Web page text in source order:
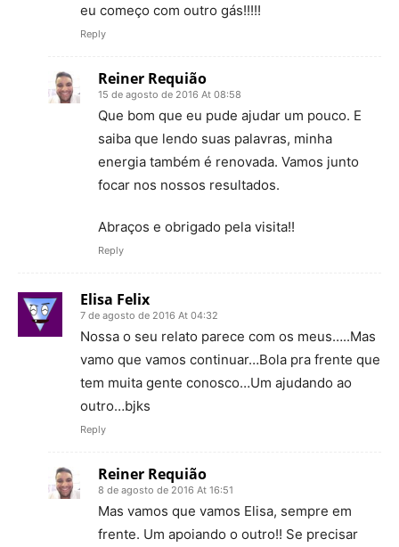
eu começo com outro gás!!!!!
Reply
Reiner Requião
15 de agosto de 2016 At 08:58
Que bom que eu pude ajudar um pouco. E
saiba que lendo suas palavras, minha
energia também é renovada. Vamos junto
focar nos nossos resultados.
Abraços e obrigado pela visita!!
Reply
Elisa Felix
7 de agosto de 2016 At 04:32
Nossa o seu relato parece com os meus…..Mas
vamo que vamos continuar…Bola pra frente que
tem muita gente conosco…Um ajudando ao
outro…bjks
Reply
Reiner Requião
8 de agosto de 2016 At 16:51
Mas vamos que vamos Elisa, sempre em
frente. Um apoiando o outro!! Se precisar